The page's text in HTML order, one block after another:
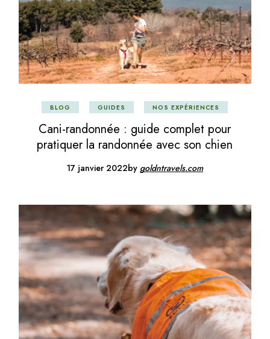
BLOG GUIDES NOS EXPÉRIENCES
Cani-randonnée : guide complet pour
pratiquer la randonnée avec son chien
17 janvier 2022bygoldntravels.com